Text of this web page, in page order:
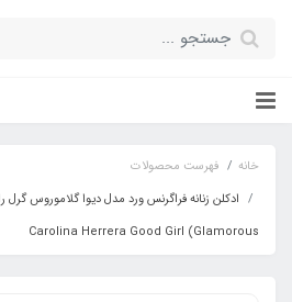
خانه
فهرست محصولات
Glamorous) Carolina Herrera Good Girl